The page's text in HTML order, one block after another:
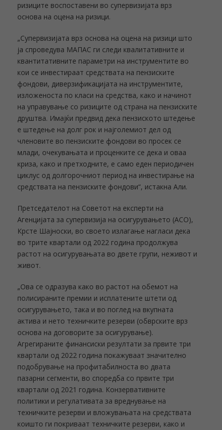
ризиците воспоставени во супервизијата врз
основа на оцена на ризици.
„Супервизијата врз основа на оцена на ризици што
ја спроведува МАПАС ги следи квалитативните и
квантитативните параметри на инструментите во
кои се инвестираат средствата на пензиските
фондови, диверзификацијата на инструментите,
изложеноста по класи на средства, како и начинот
на управување со ризиците од страна на пензиските
друштва. Имајќи предвид дека пензиското штедење
е штедење на долг рок и најголемиот дел од
членовите во пензиските фондови во просек се
млади, очекувањата и проценките се дека и оваа
криза, како и претходните, е само еден периодичен
циклус од долгорочниот период на инвестирање на
средствата на пензиските фондови“, истакна Али.
Претседателот на Советот на експерти на
Агенцијата за супервизија на осигурувањето (АСО),
Крсте Шајноски, во своето излагање нагласи дека
во трите квартали од 2022 година продолжува
растот на осигурувањата во двете групи, неживот и
живот.
„Ова се одразува како во растот на обемот на
полисираните премии и исплатените штети од
осигурувањето, така и во поглед на вкупната
актива и нето техничките резерви (обврските врз
основа на договорите за осигурување).
Агрегираните финансиски резултати за првите три
квартали од 2022 година покажуваат значително
подобрување на профитабилноста во двата
пазарни сегменти, во споредба со првите три
квартали од 2021 година. Конзервативните
политики и регулативата за вреднување на
техничките резерви и вложувањата на средствата
коишто ги покриваат техничките резерви, како и